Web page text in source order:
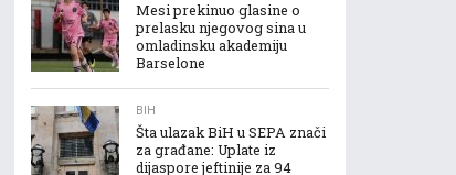
Mesi prekinuo glasine o
prelasku njegovog sina u
omladinsku akademiju
Barselone
BIH
Šta ulazak BiH u SEPA znači
za građane: Uplate iz
dijaspore jeftinije za 94